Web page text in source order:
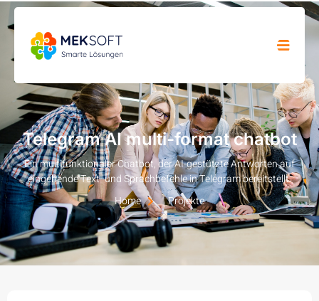
Telegram AI multi-format chatbot
Ein multifunktionaler Chatbot, der AI-gestützte Antworten auf
eingehende Text- und Sprachbefehle in Telegram bereitstellt.
Home
Projekte